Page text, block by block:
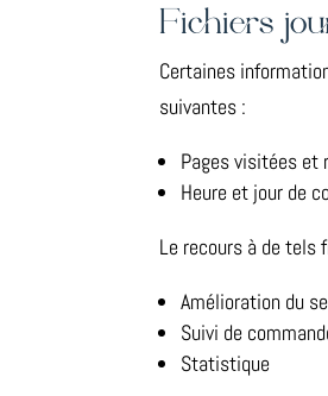
Fichiers
Certaines
suivantes :
Pages visitées et
Heure et jour de
Le recours à de tels
Amélioration du
Suivi de
Statistique